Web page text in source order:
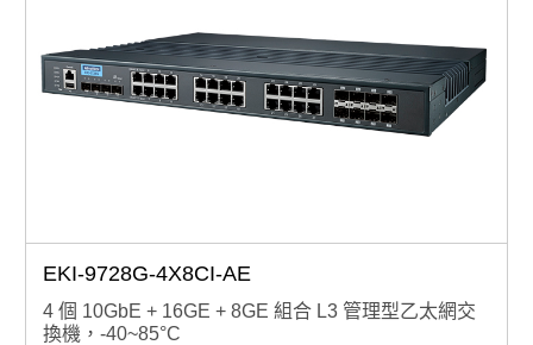
EKI-9728G-4X8CI-AE
4 個 10GbE + 16GE + 8GE 組合 L3 管理型乙太網交
換機，-40~85°C